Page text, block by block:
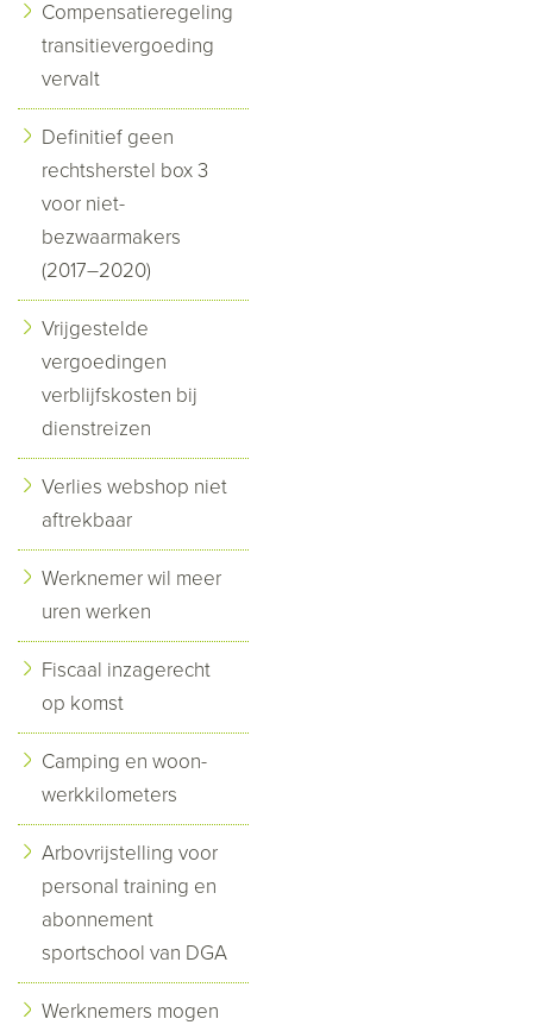
Compensatieregeling
transitievergoeding
vervalt
Definitief geen
rechtsherstel box 3
voor niet-
bezwaarmakers
(2017–2020)
Vrijgestelde
vergoedingen
verblijfskosten bij
dienstreizen
Verlies webshop niet
aftrekbaar
Werknemer wil meer
uren werken
Fiscaal inzagerecht
op komst
Camping en woon-
werkkilometers
Arbovrijstelling voor
personal training en
abonnement
sportschool van DGA
Werknemers mogen